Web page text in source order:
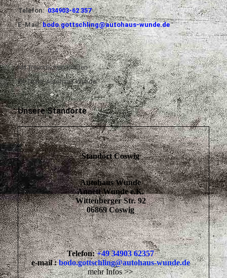
Telefon: 034903-62 357
E-Mail:bodo.gottschling@autohaus-wunde.de
Mit freundlichen Grüßen
Ihr Team Autohaus Wunde
Unsere Standorte
Standort Coswig
Autohaus Wunde
Annett Wunde e.K.
Wittenberger Str. 92
06869 Coswig
Telefon:+49 34903 62357
e-mail :bodo.gottschling@autohaus-wunde.de
mehr Infos >>